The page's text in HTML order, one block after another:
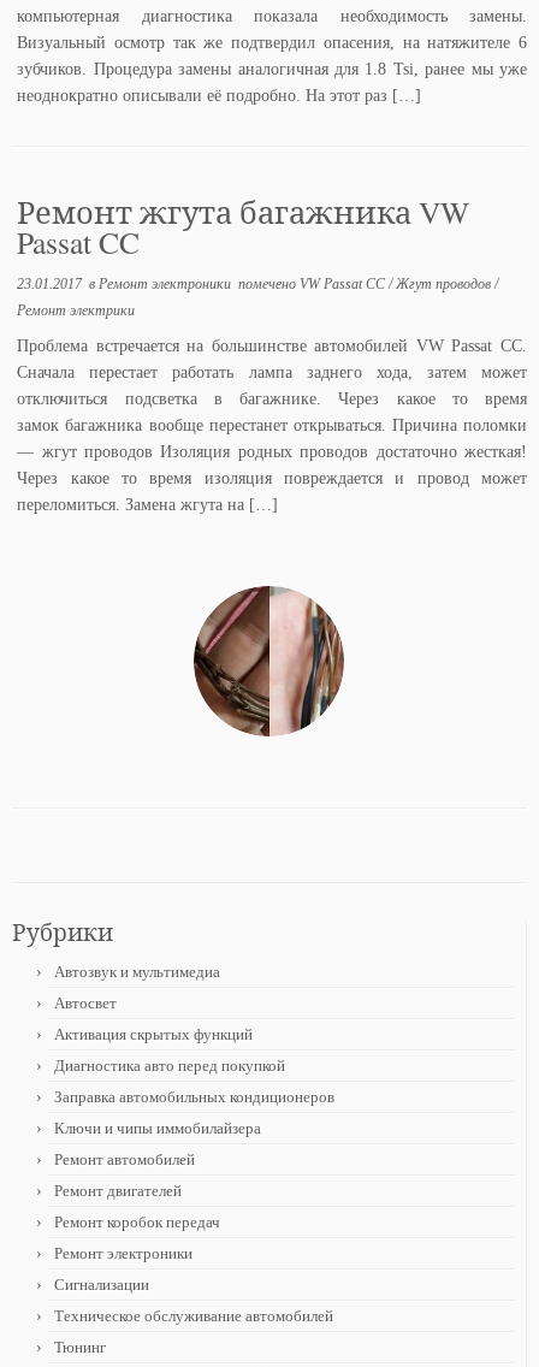
компьютерная диагностика показала необходимость замены.
Визуальный осмотр так же подтвердил опасения, на натяжителе 6
зубчиков. Процедура замены аналогичная для 1.8 Tsi, ранее мы уже
неоднократно описывали её подробно. На этот раз […]
Ремонт жгута багажника VW
Passat CC
23.01.2017в Ремонт электроники помечено VW Passat CC/ Жгут проводов/
Ремонт электрики
Проблема встречается на большинстве автомобилей VW Passat CC.
Сначала перестает работать лампа заднего хода, затем может
отключиться подсветка в багажнике. Через какое то время
замок багажника вообще перестанет открываться. Причина поломки
— жгут проводов Изоляция родных проводов достаточно жесткая!
Через какое то время изоляция повреждается и провод может
переломиться. Замена жгута на […]
Рубрики
Автозвук и мультимедиа
Автосвет
Активация скрытых функций
Диагностика авто перед покупкой
Заправка автомобильных кондиционеров
Ключи и чипы иммобилайзера
Ремонт автомобилей
Ремонт двигателей
Ремонт коробок передач
Ремонт электроники
Сигнализации
Техническое обслуживание автомобилей
Тюнинг